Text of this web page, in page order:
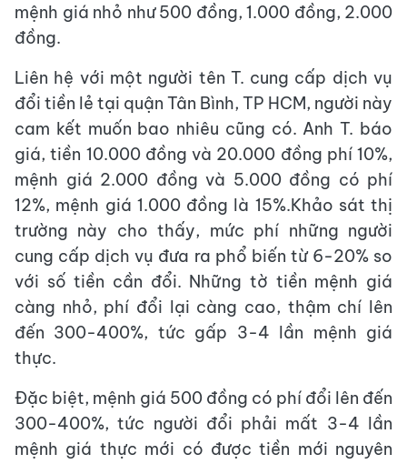
mệnh giá nhỏ như 500 đồng, 1.000 đồng, 2.000
đồng.
Liên hệ với một người tên T. cung cấp dịch vụ
đổi tiền lẻ tại quận Tân Bình, TP HCM, người này
cam kết muốn bao nhiêu cũng có. Anh T. báo
giá, tiền 10.000 đồng và 20.000 đồng phí 10%,
mệnh giá 2.000 đồng và 5.000 đồng có phí
12%, mệnh giá 1.000 đồng là 15%.Khảo sát thị
trường này cho thấy, mức phí những người
cung cấp dịch vụ đưa ra phổ biến từ 6-20% so
với số tiền cần đổi. Những tờ tiền mệnh giá
càng nhỏ, phí đổi lại càng cao, thậm chí lên
đến 300-400%, tức gấp 3-4 lần mệnh giá
thực.
Đặc biệt, mệnh giá 500 đồng có phí đổi lên đến
300-400%, tức người đổi phải mất 3-4 lần
mệnh giá thực mới có được tiền mới nguyên